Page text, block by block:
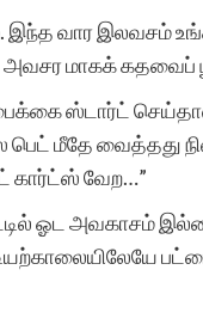
இந்த வார இலவசம்
மாகக் கதவைப்
ஸ்டார்ட்
பெட் மீதே வைத்தது
கார்ட்ஸ் வேற…”
ஓட அவகாசம்